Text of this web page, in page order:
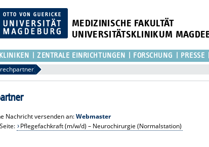
MEDIZINISCHE FAKULTÄT
UNIVERSITÄTSKLINIKUM
KLINIKEN ZENTRALE EINRICHTUNGEN FORSCHUNG PRESSE
Nachricht versenden an:Webmaster
Pflegefachkraft (m/w/d) – Neurochirurgie (Normalstation)